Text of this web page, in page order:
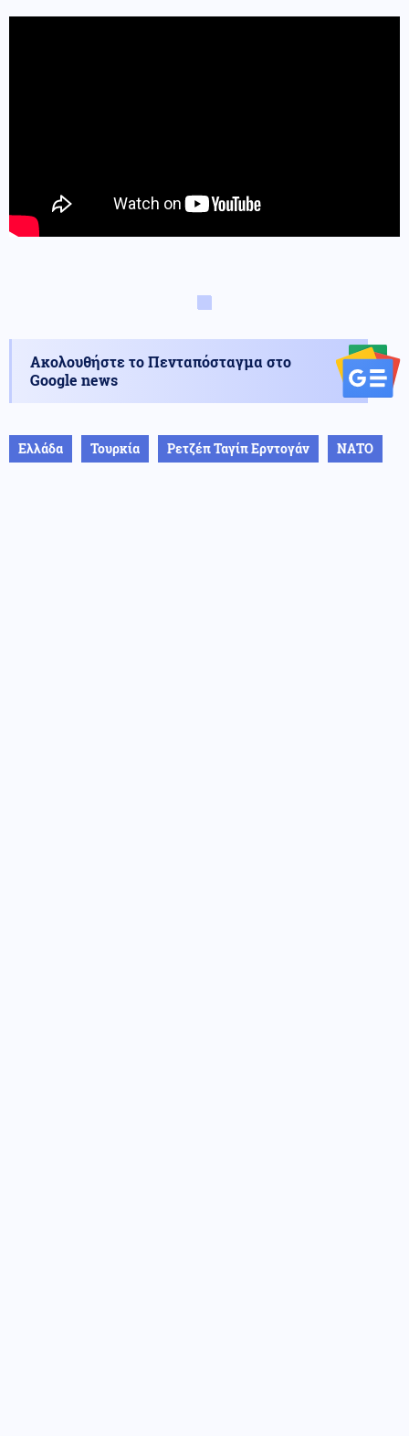
Ακολουθήστε το Πενταπόσταγμα στο
Google news
Ελλάδα Τουρκία Ρετζέπ Ταγίπ Ερντογάν ΝΑΤΟ